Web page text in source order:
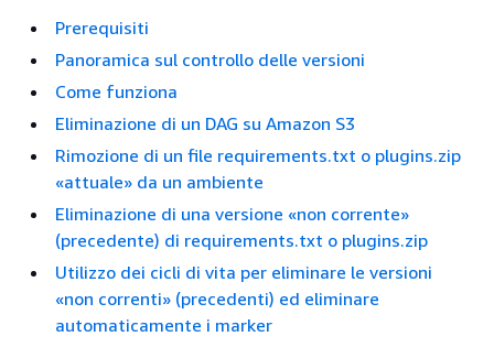
Prerequisiti
Panoramica sul controllo delle versioni
Come funziona
Eliminazione di un DAG su Amazon S3
Rimozione di un file requirements.txt o plugins.zip
«attuale» da un ambiente
Eliminazione di una versione «non corrente»
(precedente) di requirements.txt o plugins.zip
Utilizzo dei cicli di vita per eliminare le versioni
«non correnti» (precedenti) ed eliminare
automaticamente i marker